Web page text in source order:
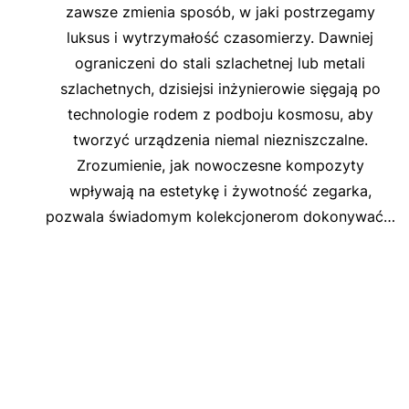
zawsze zmienia sposób, w jaki postrzegamy
luksus i wytrzymałość czasomierzy. Dawniej
ograniczeni do stali szlachetnej lub metali
szlachetnych, dzisiejsi inżynierowie sięgają po
technologie rodem z podboju kosmosu, aby
tworzyć urządzenia niemal niezniszczalne.
Zrozumienie, jak nowoczesne kompozyty
wpływają na estetykę i żywotność zegarka,
pozwala świadomym kolekcjonerom dokonywać…